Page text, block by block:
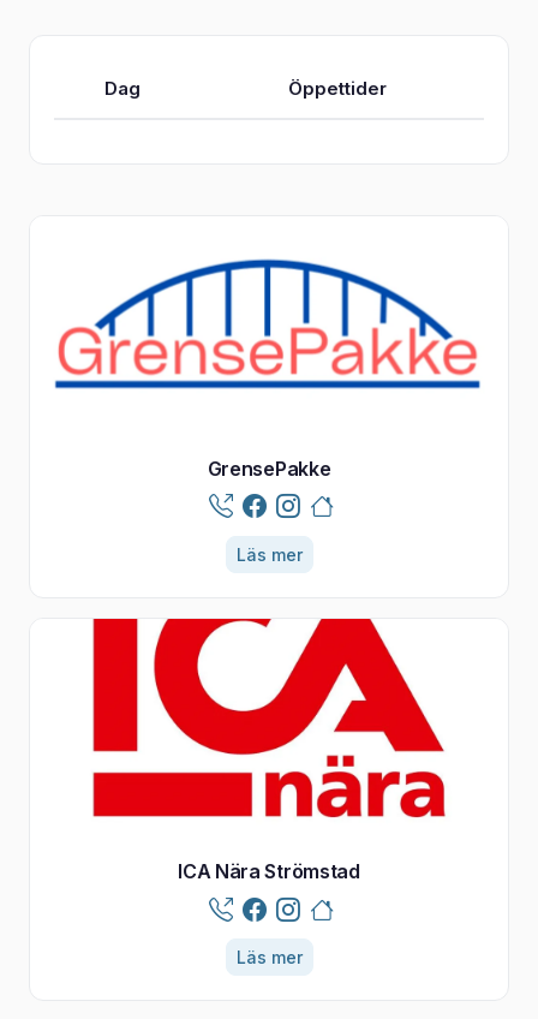
Dag Öppettider
GrensePakke
Läs mer
ICA Nära Strömstad
Läs mer